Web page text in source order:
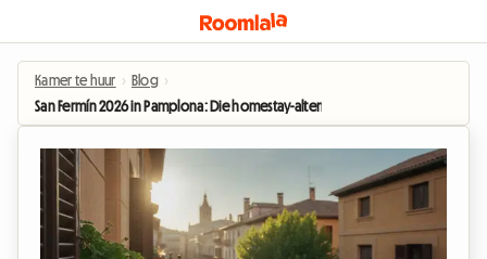
Kamer te huur › Blog ›
San Fermín 2026 in Pamplona: Die homestay-alternatief om die fees te